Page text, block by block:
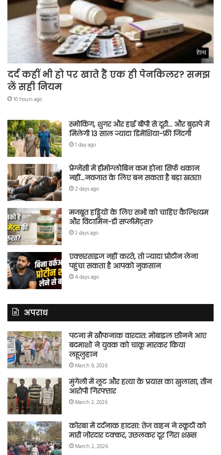
हेल्थ
दर्द कहीं भी हो पर खाते हैं एक ही पेनकिलर? समझ
लें सही नियम
10 hours ago
स्मोकिंग, शुगर और हाई बीपी से दूरी… और बुढ़ापे में
मिलेगी 13 साल ज्यादा डिमेंशिया-फ्री जिंदगी
1 day ago
प्रेग्नेंसी में हीमोग्लोबिन कम होना सिर्फ थकान
नहीं…नवजात के लिए बन सकता है बड़ा खतरा!
2 days ago
मजबूत हड्डियों के लिए सभी को चाहिए कैल्शियम
और विटामिन-डी सप्लीमेंट्स?
3 days ago
एक्सरसाइज नहीं करते, तो ज्यादा प्रोटीन लेना
पहुंचा सकता है आपको नुकसान
4 days ago
अपराध
पटना में खौफनाक वारदात: मोबाइल छीनने आए
बदमाशों ने युवक को चाकू मारकर किया
लहूलुहान
March 9, 2026
मुंगेली में लूट और हत्या के प्रयास का खुलासा, तीन
आरोपी गिरफ्तार
March 3, 2026
कोरबा में दर्दनाक हादसा: तेज वाहन ने स्कूटी को
मारी जोरदार टक्कर, उछलकर दूर गिरा शख्स
March 2, 2026